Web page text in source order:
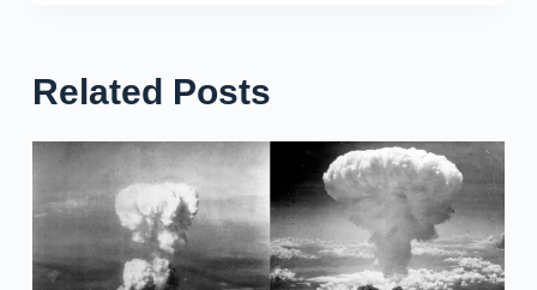
Related Posts